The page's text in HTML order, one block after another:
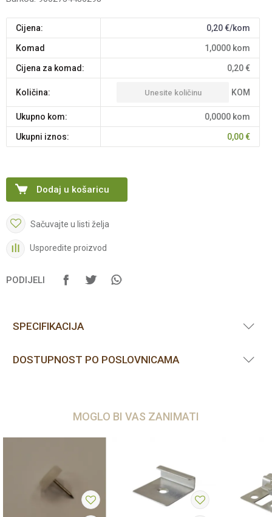
Cijena: 0,20€/kom
komad 1,0000 kom
Cijena za komad: 0,20€
Količina: KOM
Ukupno kom: 0,0000 kom
Ukupni iznos: 0,00€
Dodaj u košaricu
Sačuvajte u listi želja
Usporedite proizvod
PODIJELI
SPECIFIKACIJA
DOSTUPNOST PO POSLOVNICAMA
MOGLO BI VAS ZANIMATI